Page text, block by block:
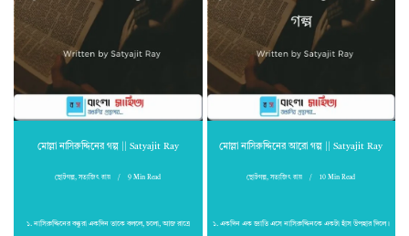
মোল্লা নাসিরুদ্দিনের গল্প || Satyajit Ray
ছোটগল্প,সত্যজিৎ রায় 9 Min Read
১. নাসিরুদ্দিনের বন্ধুরা একদিন তাকে বললে, চলো, আজ রাত্রে
মোল্লা নাসিরুদ্দিনের আরো গল্প || Satyajit Ray
ছোটগল্প,সত্যজিৎ রায় 10 Min Read
১. একদিন এক জ্ঞাতি এসে নাসিরুদ্দিনকে একটা হাঁস উপহার দিলে।